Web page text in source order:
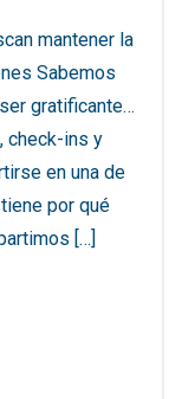
mantener la
Sabemos
gratificante…
check-ins y
en una de
por qué
[…]